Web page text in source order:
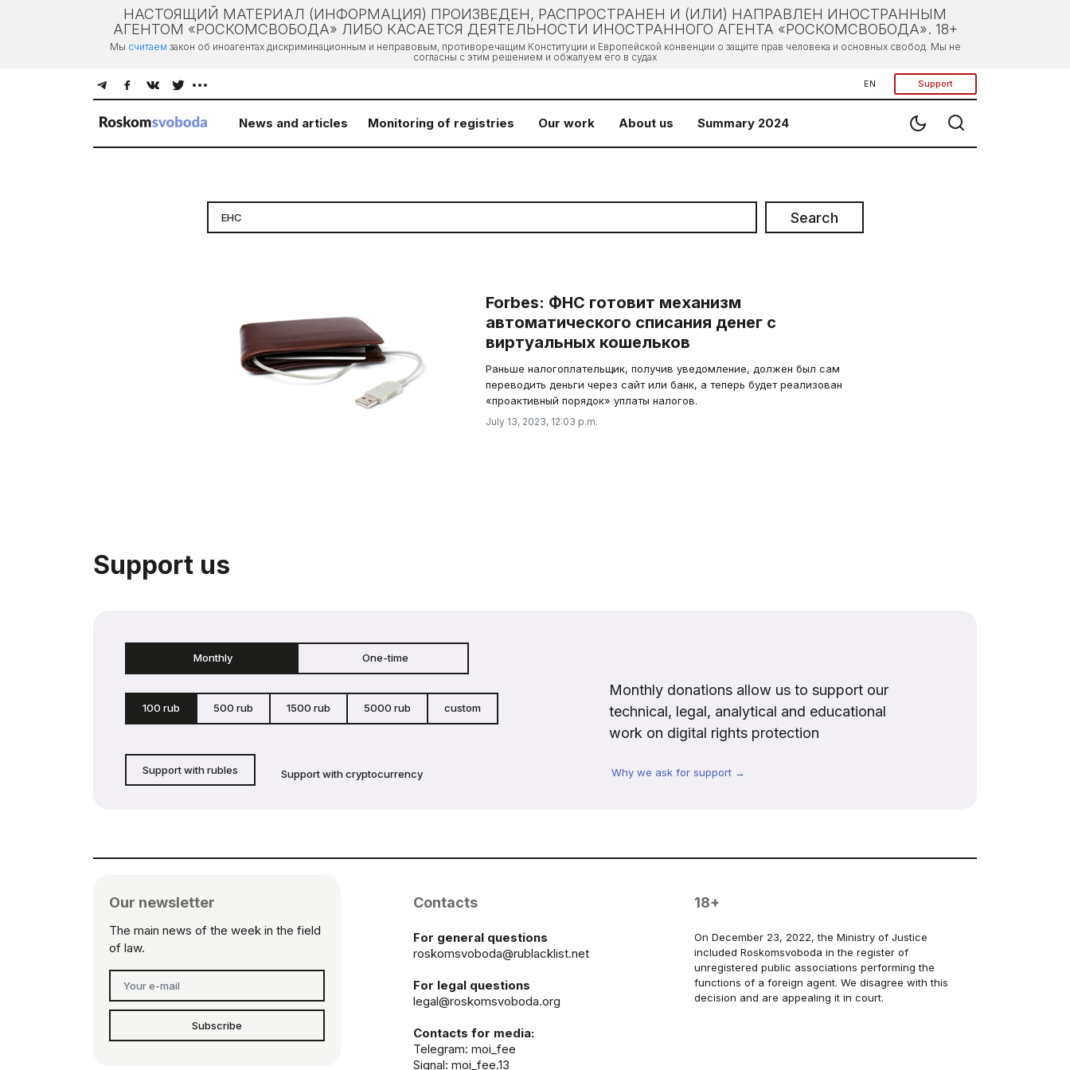
НАСТОЯЩИЙ МАТЕРИАЛ (ИНФОРМАЦИЯ) ПРОИЗВЕДЕН, РАСПРОСТРАНЕН И (ИЛИ) НАПРАВЛЕН ИНОСТРАННЫМ
АГЕНТОМ «РОСКОМСВОБОДА» ЛИБО КАСАЕТСЯ ДЕЯТЕЛЬНОСТИ ИНОСТРАННОГО АГЕНТА «РОСКОМСВОБОДА». 18+
Мы считаем закон об иноагентах дискриминационным и неправовым, противоречащим Конституции и Европейской конвенции о защите прав человека и основных свобод. Мы не
согласны с этим решением и обжалуем его в судах
EN Support
News and articles Monitoring of registries Our work About us Summary 2024
Search
Forbes: ФНС готовит механизм
автоматического списания денег с
виртуальных кошельков
Раньше налогоплательщик, получив уведомление, должен был сам
переводить деньги через сайт или банк, а теперь будет реализован
«проактивный порядок» уплаты налогов.
July 13, 2023, 12:03 p.m.
Support us
Monthly One-time
100 rub 500 rub 1500 rub 5000 rub custom
Support with rubles Support with cryptocurrency
Monthly donations allow us to support our
technical, legal, analytical and educational
work on digital rights protection
Why we ask for support →
Our newsletter
The main news of the week in the field
of law.
Subscribe
Contacts
For general questions
roskomsvoboda@rublacklist.net
For legal questions
legal@roskomsvoboda.org
Contacts for media:
Telegram: moi_fee
Signal: moi_fee.13
18+
On December 23, 2022, the Ministry of Justice
included Roskomsvoboda in the register of
unregistered public associations performing the
functions of a foreign agent. We disagree with this
decision and are appealing it in court.